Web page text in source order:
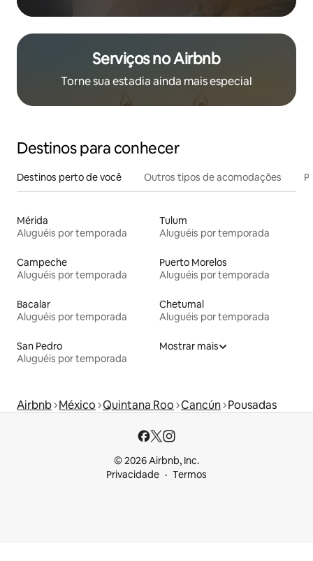
Serviços no Airbnb
Torne sua estadia ainda mais especial
Destinos para conhecer
Destinos perto de você Outros tipos de acomodações
Mérida
Aluguéis por temporada
Tulum
Aluguéis por temporada
Campeche
Aluguéis por temporada
Puerto Morelos
Aluguéis por temporada
Bacalar
Aluguéis por temporada
Chetumal
Aluguéis por temporada
San Pedro
Aluguéis por temporada
Mostrar mais
Airbnb México Quintana Roo Cancún Pousadas
© 2026 Airbnb, Inc.
Privacidade
Termos